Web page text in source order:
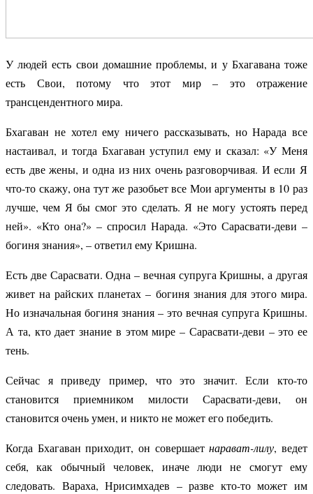
У людей есть свои домашние проблемы, и у Бхагавана тоже
есть Свои, потому что этот мир – это отражение
трансцендентного мира.
Бхагаван не хотел ему ничего рассказывать, но Нарада все
настаивал, и тогда Бхагаван уступил ему и сказал: «У Меня
есть две жены, и одна из них очень разговорчивая. И если Я
что-то скажу, она тут же разобьет все Мои аргументы в 10 раз
лучше, чем Я бы смог это сделать. Я не могу устоять перед
ней». «Кто она?» – спросил Нарада. «Это Сарасвати-деви –
богиня знания», – ответил ему Кришна.
Есть две Сарасвати. Одна – вечная супруга Кришны, а другая
живет на райских планетах – богиня знания для этого мира.
Но изначальная богиня знания – это вечная супруга Кришны.
А та, кто дает знание в этом мире – Сарасвати-деви – это ее
тень.
Сейчас я приведу пример, что это значит. Если кто-то
становится приемником милости Сарасвати-деви, он
становится очень умен, и никто не может его победить.
Когда Бхагаван приходит, он совершаетнарават-лилу, ведет
себя, как обычный человек, иначе люди не смогут ему
следовать. Вараха, Нрисимхадев – разве кто-то может им